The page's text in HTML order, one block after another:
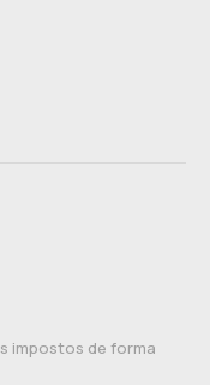
impostos de forma